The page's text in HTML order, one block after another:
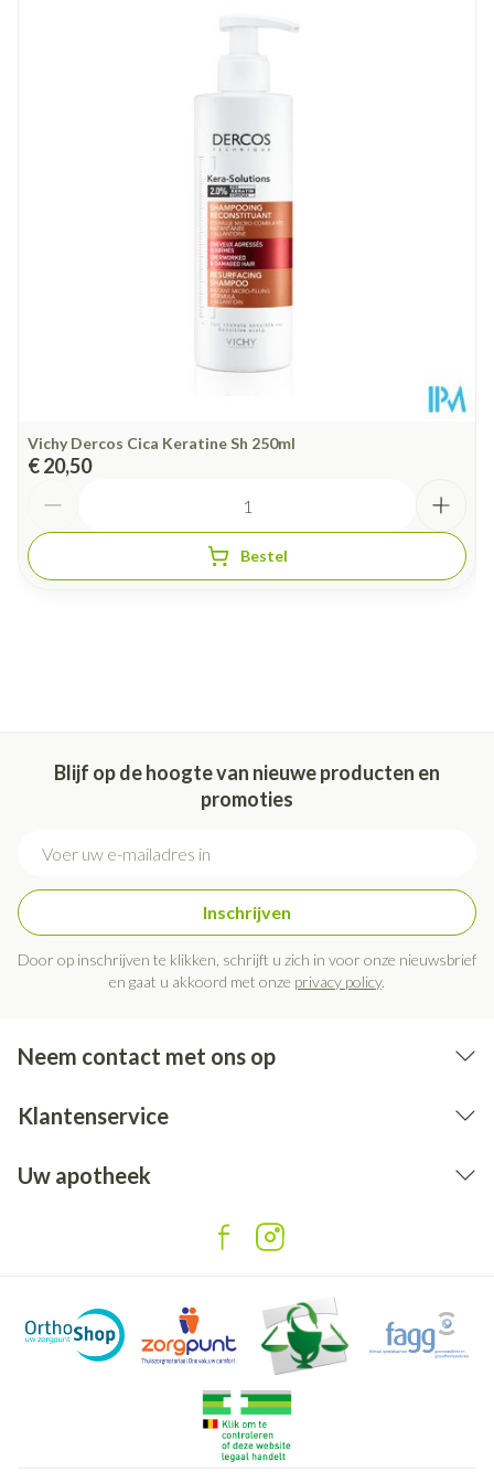
Kamertemperatuur (15°C - 25°C)
Vichy Dercos Cica Keratine Sh 250ml
€ 20,50
Bestel
Blijf op de hoogte van nieuwe producten en
promoties
Inschrijven
Door op inschrijven te klikken, schrijft u zich in voor onze nieuwsbrief
en gaat u akkoord met onze privacy policy.
Neem contact met ons op
Klantenservice
Uw apotheek